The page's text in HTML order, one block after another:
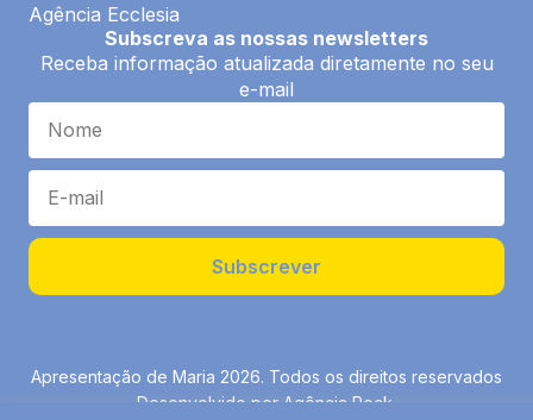
Agência Ecclesia
Subscreva as nossas newsletters
Receba informação atualizada diretamente no seu
e-mail
Subscrever
Apresentação de Maria 2026. Todos os direitos reservados
Desenvolvido por Agência Rock.